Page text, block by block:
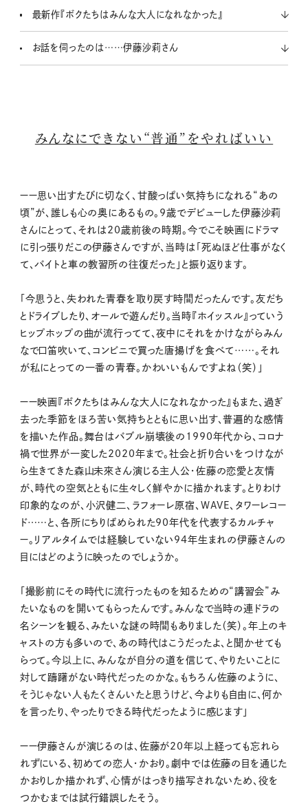
最新作『ボクたちはみんな大人になれなかった』
お話を伺ったのは……伊藤沙莉さん
みんなにできない“普通”をやればいい
ーー思い出すたびに切なく、甘酸っぱい気持ちになれる“あの
頃”が、誰しも心の奥にあるもの。9歳でデビューした伊藤沙莉
さんにとって、それは20歳前後の時期。今でこそ映画にドラマ
に引っ張りだこの伊藤さんですが、当時は「死ぬほど仕事がなく
て、バイトと車の教習所の往復だった」と振り返ります。
「今思うと、失われた青春を取り戻す時間だったんです。友だち
とドライブしたり、オールで遊んだり。当時『ホイッスル』っていう
ヒップホップの曲が流行ってて、夜中にそれをかけながらみん
なで口笛吹いて、コンビニで買った唐揚げを食べて……。それ
が私にとっての一番の青春。かわいいもんですよね（笑）」
ーー映画『ボクたちはみんな大人になれなかった』もまた、過ぎ
去った季節をほろ苦い気持ちとともに思い出す、普遍的な感情
を描いた作品。舞台はバブル崩壊後の1990年代から、コロナ
禍で世界が一変した2020年まで。社会と折り合いをつけなが
ら生きてきた森山未來さん演じる主人公・佐藤の恋愛と友情
が、時代の空気とともに生々しく鮮やかに描かれます。とりわけ
印象的なのが、小沢健二、ラフォーレ原宿、WAVE、タワーレコー
ド……と、各所にちりばめられた90年代を代表するカルチャ
ー。リアルタイムでは経験していない94年生まれの伊藤さんの
目にはどのように映ったのでしょうか。
「撮影前にその時代に流行ったものを知るための“講習会”み
たいなものを開いてもらったんです。みんなで当時の連ドラの
名シーンを観る、みたいな謎の時間もありました（笑）。年上のキ
ャストの方も多いので、あの時代はこうだったよ、と聞かせても
らって。今以上に、みんなが自分の道を信じて、やりたいことに
対して躊躇がない時代だったのかな。もちろん佐藤のように、
そうじゃない人もたくさんいたと思うけど、今よりも自由に、何か
を言ったり、やったりできる時代だったように感じます」
ーー伊藤さんが演じるのは、佐藤が20年以上経っても忘れら
れずにいる、初めての恋人・かおり。劇中では佐藤の目を通じた
かおりしか描かれず、心情がはっきり描写されないため、役を
つかむまでは試行錯誤したそう。